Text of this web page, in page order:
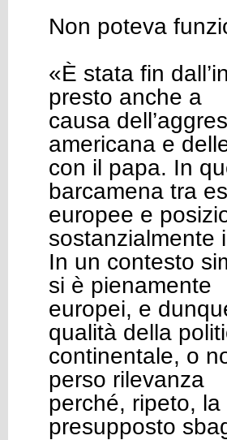
Non poteva
«È stata fin
presto anche a
causa
americana e
con il papa. In
barcamena tra
europee e
sostanzialmente
In un contesto
si è pienamente
europei, e
qualità della
continentale, o
perso rilevanza
perché, ripeto,
presupposto